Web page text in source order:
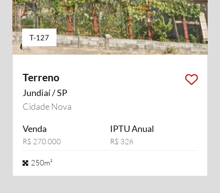
T-127
Terreno
Jundiaí / SP
Cidade Nova
Venda
R$ 270.000
IPTU Anual
R$ 326
250m²